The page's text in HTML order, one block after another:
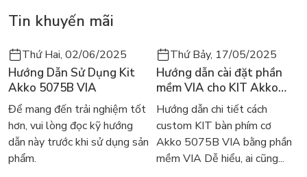
- Pole Stem Length: 14.1 ± 0.1mm
- Operating Force: 43 ± 5gf
- End Force: 50 ± 5gf
- Total Travel: 3.0 ± 0.3mm
- Pre-Travel: 1.0 + 0.6mm
- Tactile Position: N/A
THÔNG SỐ CHI TIẾT CỦA AKKO CS SWITCH – POM
BROWN
Tin khuyến mãi
Thứ Hai, 02/06/2025
Hướng Dẫn Sử Dụng Kit
Akko 5075B VIA
Để mang đến trải nghiệm tốt
hơn, vui lòng đọc kỹ hướng
dẫn này trước khi sử dụng sản
phẩm.
Thứ Bảy, 17/05/2025
Hướng dẫn cài đặt phần
mềm VIA cho KIT Akko
5075B VIA
Hướng dẫn chi tiết cách
custom KIT bàn phím cơ
Akko 5075B VIA bằng phần
mềm VIA Dễ hiểu, ai cũng...